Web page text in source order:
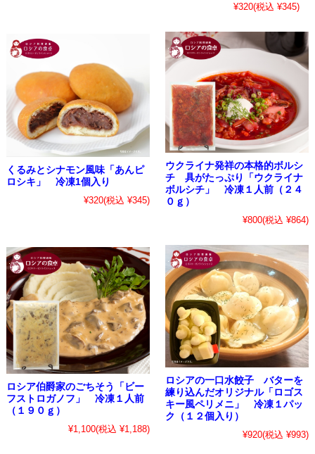
¥320(税込 ¥345)
くるみとシナモン風味「あんピ
ロシキ」 冷凍1個入り
¥320(税込 ¥345)
ウクライナ発祥の本格的ボルシ
チ 具がたっぷり「ウクライナ
ボルシチ」 冷凍１人前（２４
０ｇ）
¥800(税込 ¥864)
ロシア伯爵家のごちそう「ビー
フストロガノフ」 冷凍１人前
（１９０ｇ）
¥1,100(税込 ¥1,188)
ロシアの一口水餃子 バターを
練り込んだオリジナル「ロゴス
キー風ペリメニ」 冷凍１パッ
ク（１２個入り）
¥920(税込 ¥993)